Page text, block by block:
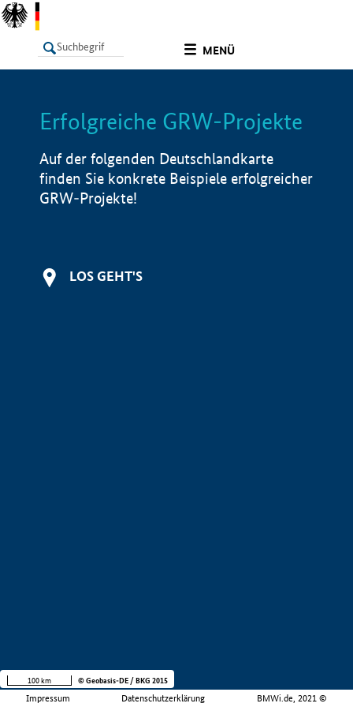
MENÜ
LISTE Info
Erfolgreiche GRW-Projekte
Auf der folgenden Deutschlandkarte
finden Sie konkrete Beispiele erfolgreicher
GRW-Projekte!
LOS GEHT'S
Impressum Datenschutzerklärung BMWi.de, 2021 ©
100 km © Geobasis-DE / BKG 2015